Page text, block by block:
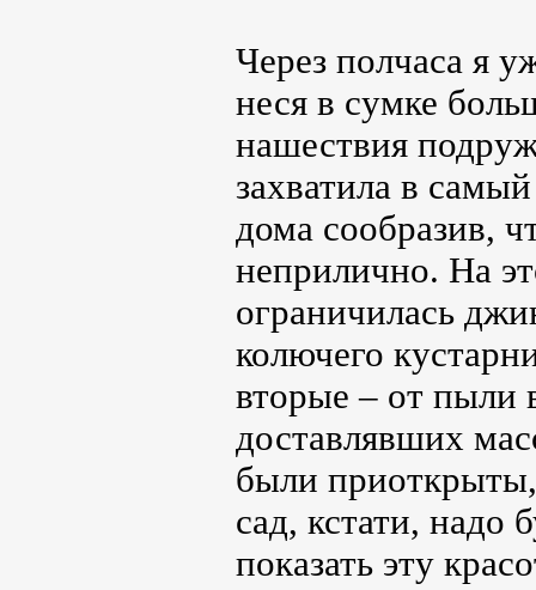
Через полчаса я
неся в сумке
нашествия
захватила в
дома сообразив,
неприлично. На
ограничилась
колючего
вторые – от пыли
доставлявших
были
сад, кстати, надо
показать эту